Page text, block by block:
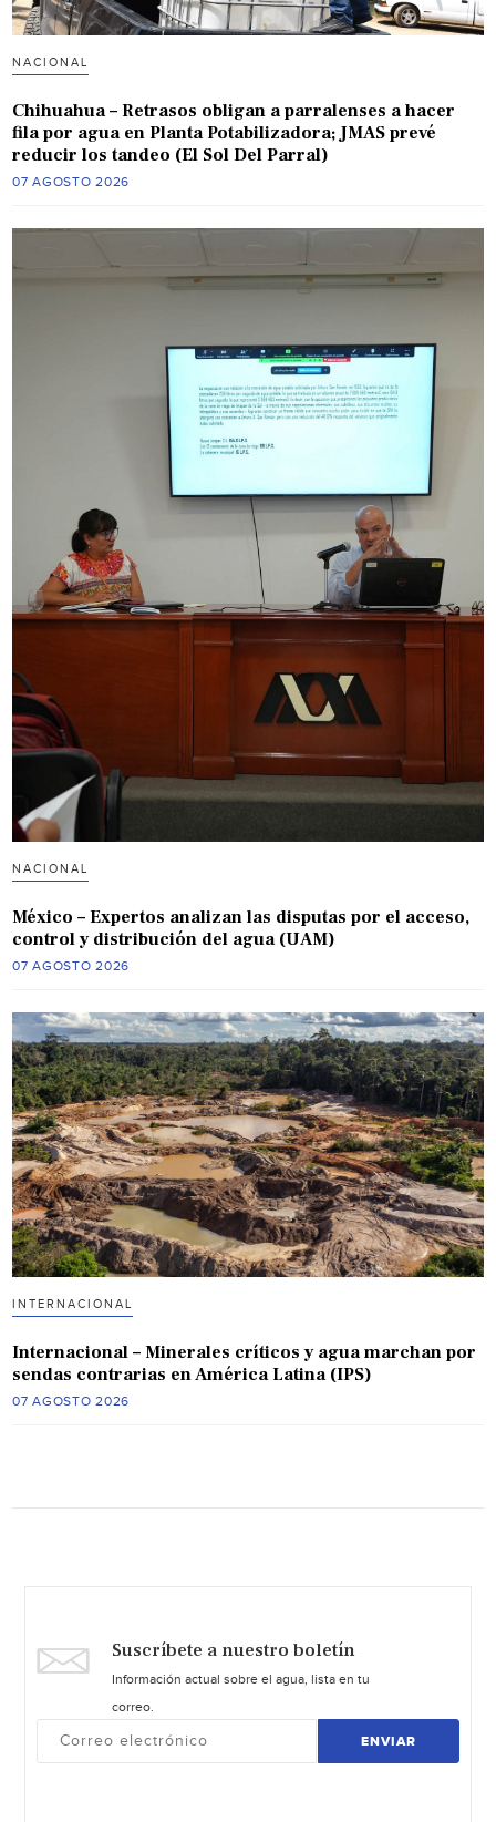
NACIONAL
Chihuahua – Retrasos obligan a parralenses a hacer
fila por agua en Planta Potabilizadora; JMAS prevé
reducir los tandeo (El Sol Del Parral)
07 AGOSTO 2026
NACIONAL
México – Expertos analizan las disputas por el acceso,
control y distribución del agua (UAM)
07 AGOSTO 2026
INTERNACIONAL
Internacional – Minerales críticos y agua marchan por
sendas contrarias en América Latina (IPS)
07 AGOSTO 2026
Suscríbete a nuestro boletín
Información actual sobre el agua, lista en tu
correo.
ENVIAR